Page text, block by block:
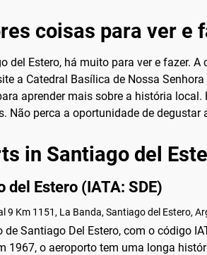
coisas para ver e
del Estero, há muito para ver e fazer.
a Catedral Basílica de Nossa
aprender mais sobre a história
Não perca a oportunidade de
in Santiago del
del Estero (IATA: SDE)
9 Km 1151, La Banda, Santiago del Estero,
de Santiago Del Estero, com o código
1967, o aeroporto tem uma longa